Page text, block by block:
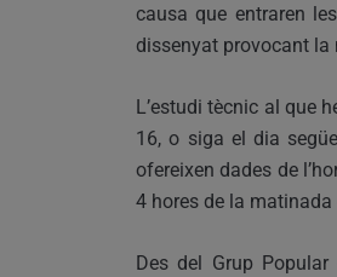
causa que entraren
dissenyat provocant
L’estudi tècnic al que
16, o siga el dia
ofereixen dades de
4 hores de la
Des del Grup